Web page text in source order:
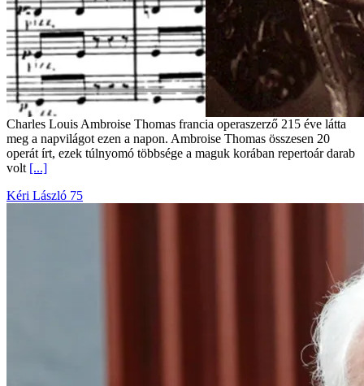
Charles Louis Ambroise Thomas francia operaszerző 215 éve látta
meg a napvilágot ezen a napon. Ambroise Thomas összesen 20
operát írt, ezek túlnyomó többsége a maguk korában repertoár darab
volt [...]
Kéri László 75